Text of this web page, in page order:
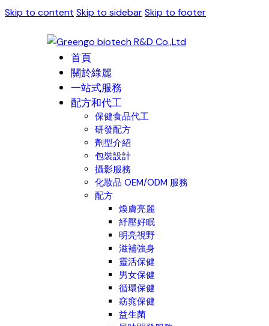
Skip to content Skip to sidebarSkip to footer
首頁
關於綠麗
一站式服務
配方和代工
保健食品代工
研發配方
劑型介紹
包裝設計
攝影服務
化妝品 OEM/ODM 服務
配方
煥膚亮麗
紓壓好眠
明亮視野
滋補強身
靈活保健
男女保健
循環保健
窈窕保健
益生菌